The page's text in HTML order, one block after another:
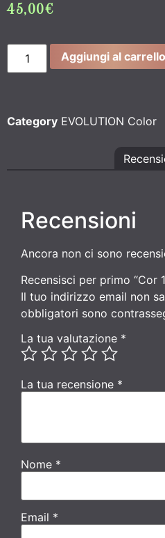
45,00€
Aggiungi al carrello
Category EVOLUTION Color
Recensioni
Ancora non ci sono
Recensisci per primo “Cor
Il tuo indirizzo email non
obbligatori sono
La tua valutazione *
La tua recensione *
Nome *
Email *